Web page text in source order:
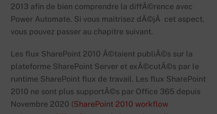
2013 afin de bien comprendre la diffÃ©rence avec
Power Automate. Si vous maitrisez dÃ©jÃ cet aspect,
vous pouvez passer au chapitre suivant.
Les flux SharePoint 2010 Ã©taient publiÃ©s sur la
plateforme SharePoint Server et exÃ©cutÃ©s par le
runtime SharePoint flux de travail. Les flux SharePoint
2010 ne sont plus supportÃ©s par Office 365 depuis
Novembre 2020 (SharePoint 2010 workflow